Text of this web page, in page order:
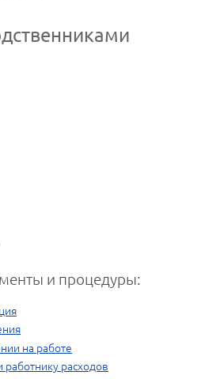
и процедуры:
на работе
расходов